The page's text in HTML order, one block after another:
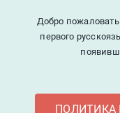
Добро
первого
ПОЛИТИКА